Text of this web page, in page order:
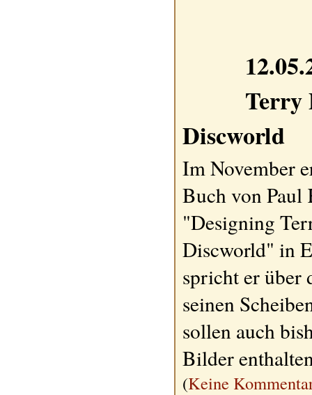
Terry
Discworld
Im November
Buch von Paul
"Designing
Discworld" in
spricht er über
seinen
sollen auch
Bilder
(Keine